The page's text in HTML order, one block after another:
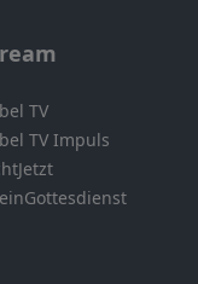
TV
TV Impuls